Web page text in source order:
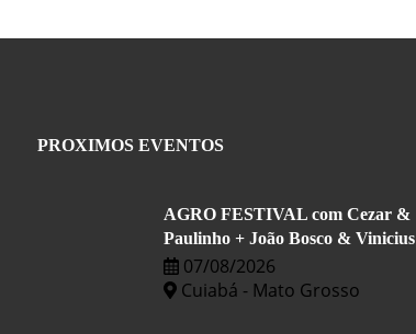
PROXIMOS EVENTOS
AGRO FESTIVAL com Cezar &
Paulinho + João Bosco & Vinicius
07/08/2026
Cuiabá - Mato Grosso